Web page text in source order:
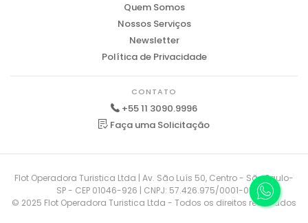
Quem Somos
Nossos Serviços
Newsletter
Política de Privacidade
CONTATO
+55 11 3090.9996
Faça uma Solicitação
Flot Operadora Turistica Ltda | Av. São Luís 50, Centro - São Paulo-
SP - CEP 01046-926 | CNPJ: 57.426.975/0001-01
© 2025 Flot Operadora Turistica Ltda - Todos os direitos reservados